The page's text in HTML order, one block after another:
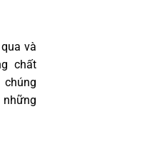
và
chất
chúng